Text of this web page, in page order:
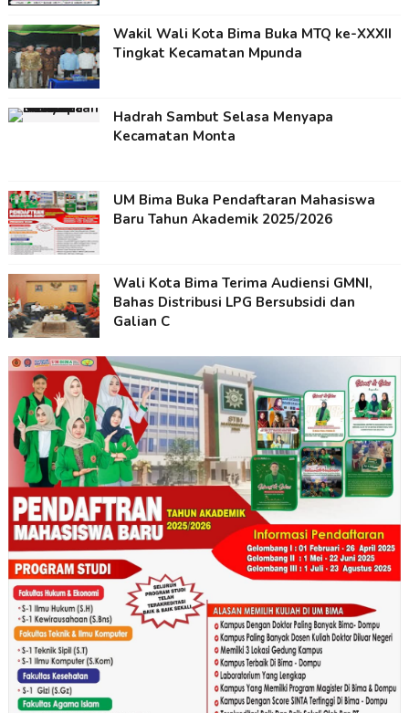
Wakil Wali Kota Bima Buka MTQ ke-XXXII
Tingkat Kecamatan Mpunda
Hadrah Sambut Selasa Menyapa
Kecamatan Monta
UM Bima Buka Pendaftaran Mahasiswa
Baru Tahun Akademik 2025/2026
Wali Kota Bima Terima Audiensi GMNI,
Bahas Distribusi LPG Bersubsidi dan
Galian C